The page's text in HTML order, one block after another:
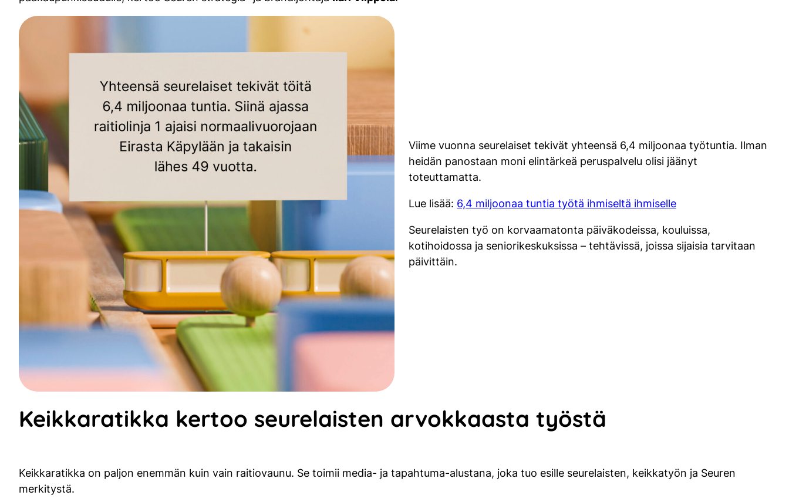
Viime vuonna seurelaiset tekivät yhteensä 6,4 miljoonaa työtuntia. Ilman
heidän panostaan moni elintärkeä peruspalvelu olisi jäänyt
toteuttamatta.
Lue lisää: 6,4 miljoonaa tuntia työtä ihmiseltä ihmiselle
Seurelaisten työ on korvaamatonta päiväkodeissa, kouluissa,
kotihoidossa ja seniorikeskuksissa – tehtävissä, joissa sijaisia tarvitaan
päivittäin.
Keikkaratikka kertoo seurelaisten arvokkaasta työstä
Keikkaratikka on paljon enemmän kuin vain raitiovaunu. Se toimii media- ja tapahtuma-alustana, joka tuo esille seurelaisten, keikkatyön ja Seuren
merkitystä.